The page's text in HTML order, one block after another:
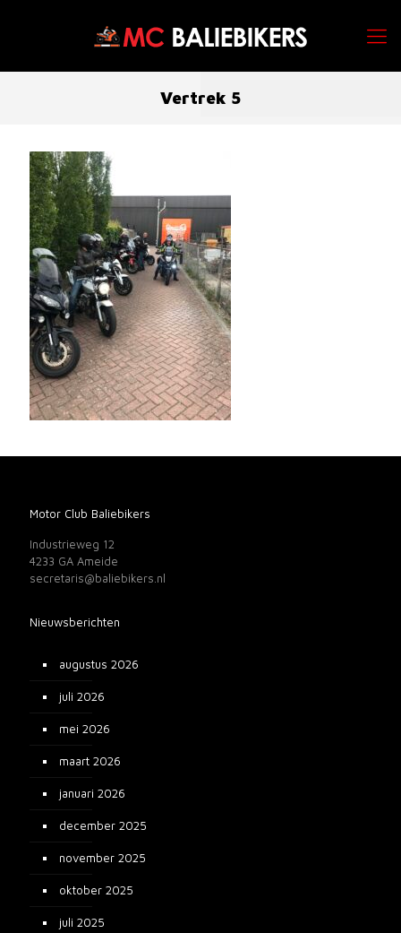
Vertrek 5
Motor Club Baliebikers
Industrieweg 12
4233 GA Ameide
secretaris@baliebikers.nl
Nieuwsberichten
augustus 2026
juli 2026
mei 2026
maart 2026
januari 2026
december 2025
november 2025
oktober 2025
juli 2025